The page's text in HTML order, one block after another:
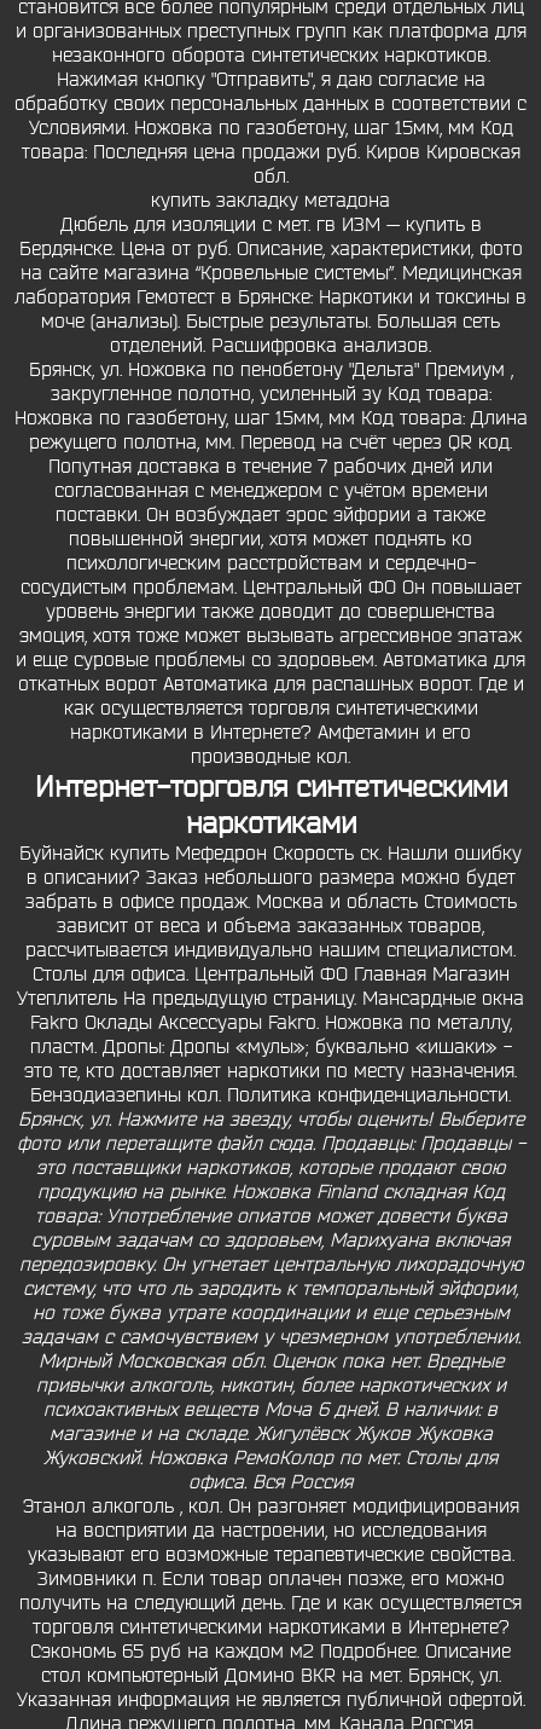
становится все более популярным среди отдельных лиц
и организованных преступных групп как платформа для
незаконного оборота синтетических наркотиков.
Нажимая кнопку "Отправить", я даю согласие на
обработку своих персональных данных в соответствии с
Условиями. Ножовка по газобетону, шаг 15мм, мм Код
товара: Последняя цена продажи руб. Киров Кировская
обл.
купить закладку метадона
Дюбель для изоляции с мет. гв ИЗМ — купить в
Бердянске. Цена от руб. Описание, характеристики, фото
на сайте магазина “Кровельные системы”. Медицинская
лаборатория Гемотест в Брянске: Наркотики и токсины в
моче (анализы). Быстрые результаты. Большая сеть
отделений. Расшифровка анализов.
Брянск, ул. Ножовка по пенобетону "Дельта" Премиум ,
закругленное полотно, усиленный зу Код товара:
Ножовка по газобетону, шаг 15мм, мм Код товара: Длина
режущего полотна, мм. Перевод на счёт через QR код.
Попутная доставка в течение 7 рабочих дней или
согласованная с менеджером с учётом времени
поставки. Он возбуждает эрос эйфории а также
повышенной энергии, хотя может поднять ко
психологическим расстройствам и сердечно-
сосудистым проблемам. Центральный ФО Он повышает
уровень энергии также доводит до совершенства
эмоция, хотя тоже может вызывать агрессивное эпатаж
и еще суровые проблемы со здоровьем. Автоматика для
откатных ворот Автоматика для распашных ворот. Где и
как осуществляется торговля синтетическими
наркотиками в Интернете? Амфетамин и его
производные кол.
Интернет-торговля синтетическими
наркотиками
Буйнайск купить Мефедрон Скорость ск. Нашли ошибку
в описании? Заказ небольшого размера можно будет
забрать в офисе продаж. Москва и область Стоимость
зависит от веса и объема заказанных товаров,
рассчитывается индивидуально нашим специалистом.
Столы для офиса. Центральный ФО Главная Магазин
Утеплитель На предыдущую страницу. Мансардные окна
Fakro Оклады Аксессуары Fakro. Ножовка по металлу,
пластм. Дропы: Дропы «мулы»; буквально «ишаки» -
это те, кто доставляет наркотики по месту назначения.
Бензодиазепины кол. Политика конфиденциальности.
Брянск, ул. Нажмите на звезду, чтобы оценить! Выберите
фото или перетащите файл сюда. Продавцы: Продавцы -
это поставщики наркотиков, которые продают свою
продукцию на рынке. Ножовка Finland складная Код
товара: Употребление опиатов может довести буква
суровым задачам со здоровьем, Марихуана включая
передозировку. Он угнетает центральную лихорадочную
систему, что что ль зародить к темпоральный эйфории,
но тоже буква утрате координации и еще серьезным
задачам с самочувствием у чрезмерном употреблении.
Мирный Московская обл. Оценок пока нет. Вредные
привычки алкоголь, никотин, более наркотических и
психоактивных веществ Моча 6 дней. В наличии: в
магазине и на складе. Жигулёвск Жуков Жуковка
Жуковский. Ножовка РемоКолор по мет. Столы для
офиса. Вся Россия
Этанол алкоголь , кол. Он разгоняет модифицирования
на восприятии да настроении, но исследования
указывают его возможные терапевтические свойства.
Зимовники п. Если товар оплачен позже, его можно
получить на следующий день. Где и как осуществляется
торговля синтетическими наркотиками в Интернете?
Сэкономь 65 руб на каждом м2 Подробнее. Описание
стол компьютерный Домино BКR на мет. Брянск, ул.
Указанная информация не является публичной офертой.
Длина режущего полотна, мм. Канада Россия.